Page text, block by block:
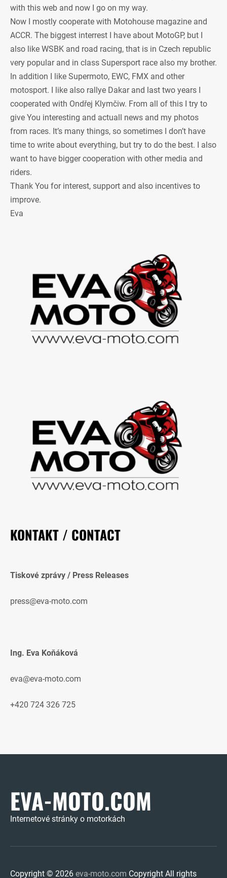
with this web and now I go on my way.
Now I mostly cooperate with Motohouse magazine and
ACCR. The biggest interrest I have about MotoGP, but I
also like WSBK and road racing, that is in Czech republic
very popular and in class Supersport race also my brother.
In addition I like Supermoto, EWC, FMX and other
motosport. I like also rallye Dakar and last two years I
cooperated with Ondřej Klymčiw. From all of this I try to
give You interesting and actuall news and my photos
from races. It’s many things, so sometimes I don’t have
time to write about everything, but try to do the best. I also
want to have bigger cooperation with other media and
riders.
Thank You for interest, support and also incentives to
improve.
Eva
KONTAKT / CONTACT
Tiskové zprávy / Press Releases
press@eva-moto.com
Ing. Eva Koňáková
eva@eva-moto.com
+420 724 326 725
EVA-MOTO.COM
Internetové stránky o motorkách
Copyright © 2026 eva-moto.com Copyright All rights